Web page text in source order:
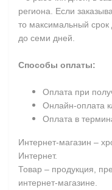
региона. Если
то максимальный срок
до семи дней.
Способы оплаты:
Оплата при
Онлайн-оплата
Оплата в
Интернет-магазин –
Интернет.
Товар – продукция,
интернет-магазине.